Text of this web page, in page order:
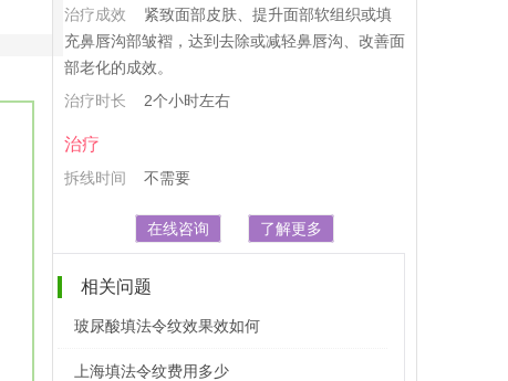
治疗成效
紧致面部皮肤、提升面部软组织或填
充鼻唇沟部皱褶，达到去除或减轻鼻唇沟、改善面
部老化的成效。
治疗时长
2个小时左右
治疗
拆线时间 不需要
在线咨询 了解更多
相关问题
玻尿酸填法令纹效果效如何
上海填法令纹费用多少